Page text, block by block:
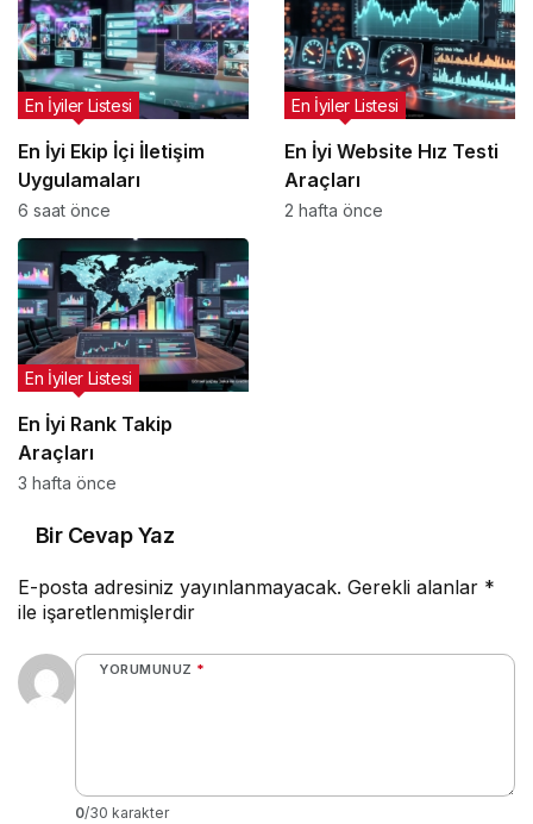
En İyi Ekip İçi İletişim
Uygulamaları
En İyiler Listesi
6 saat önce
En İyi Website Hız Testi
Araçları
En İyiler Listesi
2 hafta önce
En İyi Rank Takip
Araçları
En İyiler Listesi
3 hafta önce
Bir Cevap Yaz
E-posta adresiniz yayınlanmayacak. Gerekli alanlar *
ile işaretlenmişlerdir
YORUMUNUZ *
0/30 karakter